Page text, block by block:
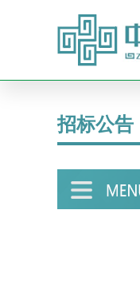
招标公告